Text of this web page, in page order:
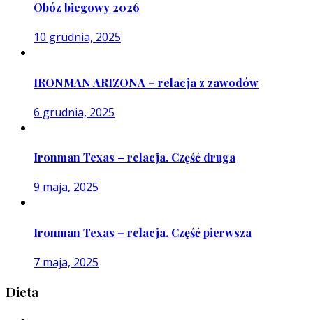
Obóz biegowy 2026
10 grudnia, 2025
IRONMAN ARIZONA – relacja z zawodów
6 grudnia, 2025
Ironman Texas – relacja. Część druga
9 maja, 2025
Ironman Texas – relacja. Część pierwsza
7 maja, 2025
Dieta